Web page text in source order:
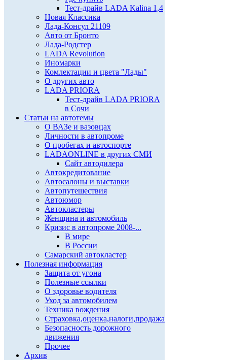
Тест-драйв LADA Kalina 1,4
Новая Классика
Лада-Консул 21109
Авто от Бронто
Лада-Родстер
LADA Revolution
Иномарки
Комлектации и цвета "Лады"
О других авто
LADA PRIORA
Тест-драйв LADA PRIORA
в Сочи
Статьи на автотемы
О ВАЗе и вазовцах
Личности в автопроме
О пробегах и автоспорте
LADAONLINE в других СМИ
Сайт автодилера
Автокредитование
Автосалоны и выставки
Автопутешествия
Автоюмор
Автокластеры
Женщина и автомобиль
Кризис в автопроме 2008-...
В мире
В России
Самарский автокластер
Полезная информация
Защита от угона
Полезные ссылки
О здоровье водителя
Уход за автомобилем
Техника вождения
Страховка,оценка,налоги,продажа
Безопасность дорожного
движения
Прочее
Архив